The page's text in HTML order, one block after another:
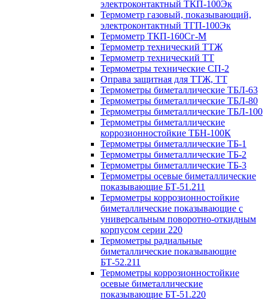
электроконтактный ТКП-100Эк
Термометр газовый, показывающий,
электроконтактный ТГП-100Эк
Термометр ТКП-160Сг-М
Термометр технический ТТЖ
Термометр технический ТТ
Термометры технические СП-2
Оправа защитная для ТТЖ, ТТ
Термометры биметаллические ТБЛ-63
Термометры биметаллические ТБЛ-80
Термометры биметаллические ТБЛ-100
Термометры биметаллические
коррозионностойкие ТБН-100К
Термометры биметаллические ТБ-1
Термометры биметаллические ТБ-2
Термометры биметаллические ТБ-3
Термометры осевые биметаллические
показывающие БТ-51.211
Термометры коррозионностойкие
биметаллические показывающие с
универсальным поворотно-откидным
корпусом серии 220
Термометры радиальные
биметаллические показывающие
БТ-52.211
Термометры коррозионностойкие
осевые биметаллические
показывающие БТ-51.220